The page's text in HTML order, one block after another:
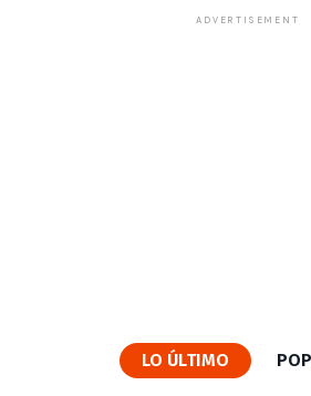
ADVERTISEMENT
LO ÚLTIMO